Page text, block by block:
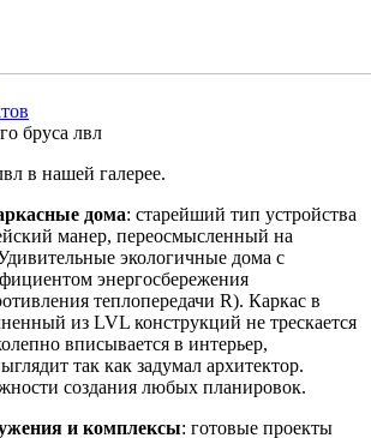
бруса лвл
в нашей галерее.
дома: старейший тип устройства
манер, переосмысленный на
экологичные дома с
энергосбережения
теплопередачи R). Каркас в
из LVL конструкций не трескается
вписывается в интерьер,
так как задумал архитектор.
создания любых планировок.
и комплексы: готовые проекты